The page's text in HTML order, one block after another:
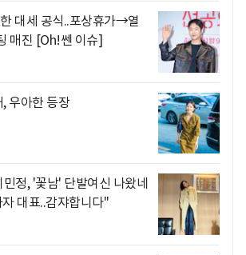
대세 공식..포상휴가→열
매진 [Oh!쎈 이슈]
우아한 등장
정, '꽃남' 단발여신 나왔네
대표..감쟈합니다"